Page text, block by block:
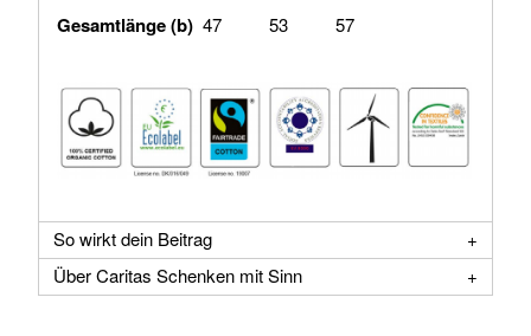
Gesamtlänge (b) 47 53 57
So wirkt dein Beitrag
Über Caritas Schenken mit Sinn